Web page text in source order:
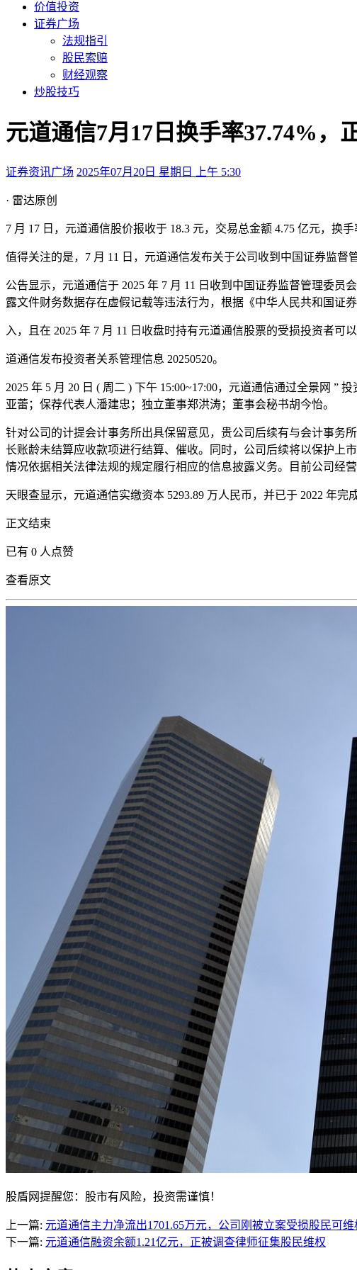
价值投资
证券广场
法规指引
股民索赔
财经观察
炒股技巧
元道通信7月17日换手率37.74%，
证券资讯广场 2025年07月20日 星期日 上午 5:30
· 雷达原创
7 月 17 日，元道通信股价报收于 18.3 元，交易总金额 4.75 亿元，换手
值得关注的是，7 月 11 日，元道通信发布关于公司收到中国证券监督
公告显示，元道通信于 2025 年 7 月 11 日收到中国证券监督管理委员
露文件财务数据存在虚假记载等违法行为，根据《中华人民共和国证
入，且在 2025 年 7 月 11 日收盘时持有元道通信股票的受损投资者可
道通信发布投资者关系管理信息 20250520。
2025 年 5 月 20 日 ( 周二 ) 下午 15:00~17:00，元道通信通过全景网
亚蕾；保荐代表人潘建忠；独立董事郑洪涛；董事会秘书胡今怡。
针对公司的计提会计事务所出具保留意见，贵公司后续有与会计事
长账龄未结算应收款项进行结算、催收。同时，公司后续将以保护上
情况依据相关法律法规的规定履行相应的信息披露义务。目前公司经营
天眼查显示，元道通信实缴资本 5293.89 万人民币，并已于 2022 年完
正文结束
已有 0 人点赞
查看原文
股盾网提醒您：股市有风险，投资需谨慎！
上一篇: 元道通信主力净流出1701.65万元，公司刚被立案受损股民可维
下一篇: 元道通信融资余额1.21亿元，正被调查律师征集股民维权